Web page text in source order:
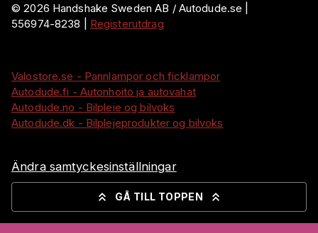
©2026 Handshake Sweden AB / Autodude.se |
556974-8238
Registerutdrag
Valostore.se - Pannlampor och ficklampor
Autodude.fi - Autonhoito ja autovahat
Autodude.no - Bilpleie og bilvoks
Autodude.dk - Bilplejeprodukter og bilvoks
Ändra samtyckesinställningar
GÅ TILL TOPPEN